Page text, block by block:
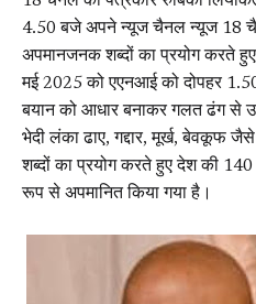
4.50 बजे अपने न्यूज चैनल न्यूज 18
अपमानजनक शब्दों का प्रयोग करते हुए
मई 2025 को एएनआई को दोपहर
बयान को आधार बनाकर गलत ढंग से
भेदी लंका ढाए, गद्दार, मूर्ख, बेवकूफ
शब्दों का प्रयोग करते हुए देश की
रूप से अपमानित किया गया है।